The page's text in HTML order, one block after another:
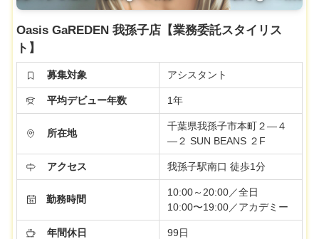
Oasis GaREDEN 我孫子店【業務委託スタイリス
ト】
募集対象 アシスタント
平均デビュー年数 1年
所在地
千葉県我孫子市本町２―４
―２ SUN BEANS ２F
アクセス 我孫子駅南口 徒歩1分
勤務時間
10:00～20:00／全日
10:00〜19:00／アカデミー
年間休日 99日